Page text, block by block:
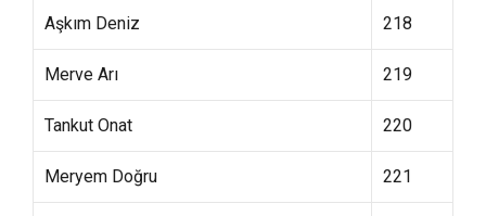
Aşkım Deniz 218
Merve Arı 219
Tankut Onat 220
Meryem Doğru 221